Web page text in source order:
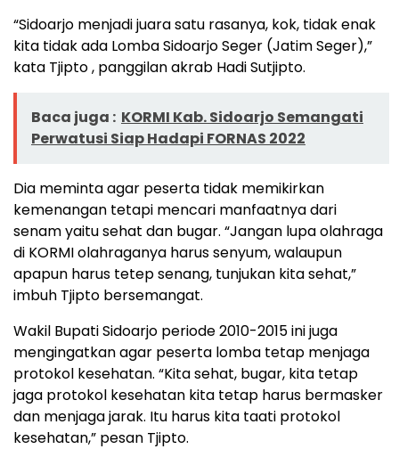
“Sidoarjo menjadi juara satu rasanya, kok, tidak enak
kita tidak ada Lomba Sidoarjo Seger (Jatim Seger),”
kata Tjipto , panggilan akrab Hadi Sutjipto.
Baca juga : KORMI Kab. Sidoarjo Semangati
Perwatusi Siap Hadapi FORNAS 2022
Dia meminta agar peserta tidak memikirkan
kemenangan tetapi mencari manfaatnya dari
senam yaitu sehat dan bugar. “Jangan lupa olahraga
di KORMI olahraganya harus senyum, walaupun
apapun harus tetep senang, tunjukan kita sehat,”
imbuh Tjipto bersemangat.
Wakil Bupati Sidoarjo periode 2010-2015 ini juga
mengingatkan agar peserta lomba tetap menjaga
protokol kesehatan. “Kita sehat, bugar, kita tetap
jaga protokol kesehatan kita tetap harus bermasker
dan menjaga jarak. Itu harus kita taati protokol
kesehatan,” pesan Tjipto.